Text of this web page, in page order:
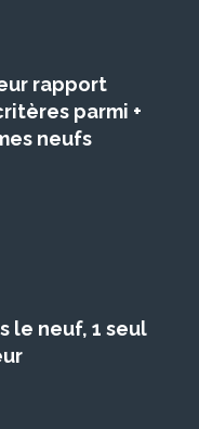
rapport
parmi +
neufs
le neuf, 1 seul